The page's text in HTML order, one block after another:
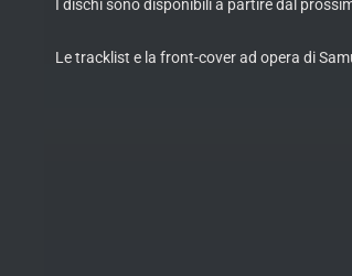
I dischi sono disponibili a partire dal
Le tracklist e la front-cover ad opera di